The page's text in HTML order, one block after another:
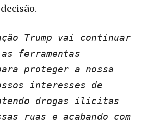
Trump vai continuar
ferramentas
proteger a nossa
interesses de
drogas ilícitas
ruas e acabando com